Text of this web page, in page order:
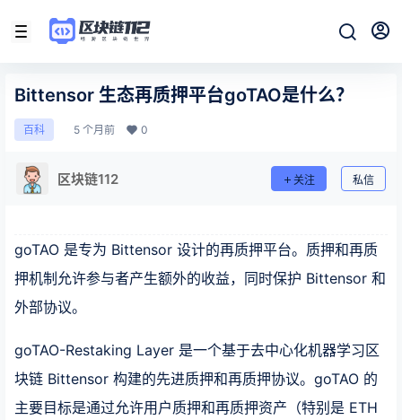
Bittensor 生态再质押平台goTAO是什么？
百科 5 个月前 0
区块链112 关注 私信
goTAO 是专为 Bittensor 设计的再质押平台。质押和再质
押机制允许参与者产生额外的收益，同时保护 Bittensor 和
外部协议。
goTAO-Restaking Layer 是一个基于去中心化机器学习区
块链 Bittensor 构建的先进质押和再质押协议。goTAO 的
主要目标是通过允许用户质押和再质押资产（特别是 ETH